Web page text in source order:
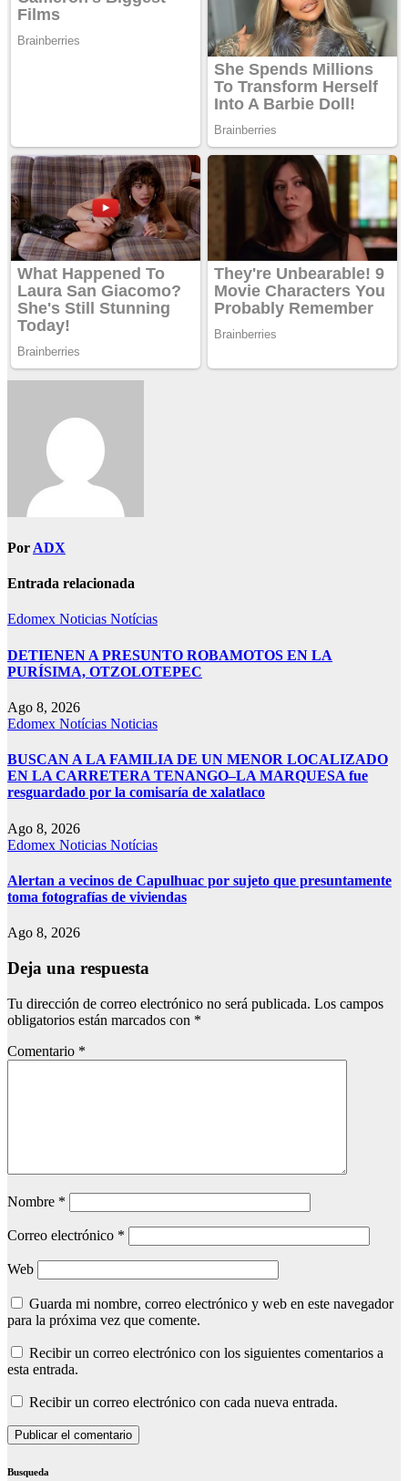
Por ADX
Entrada relacionada
Edomex Noticias Notícias
DETIENEN A PRESUNTO ROBAMOTOS EN LA
PURÍSIMA, OTZOLOTEPEC
Ago 8, 2026
Edomex Notícias Noticias
BUSCAN A LA FAMILIA DE UN MENOR LOCALIZADO
EN LA CARRETERA TENANGO–LA MARQUESA fue
resguardado por la comisaría de xalatlaco
Ago 8, 2026
Edomex Noticias Notícias
Alertan a vecinos de Capulhuac por sujeto que presuntamente
toma fotografías de viviendas
Ago 8, 2026
Deja una respuesta
Tu dirección de correo electrónico no será publicada. Los campos
obligatorios están marcados con *
Comentario *
Nombre *
Correo electrónico *
Web
Guarda mi nombre, correo electrónico y web en este navegador
para la próxima vez que comente.
Recibir un correo electrónico con los siguientes comentarios a
esta entrada.
Recibir un correo electrónico con cada nueva entrada.
Busqueda